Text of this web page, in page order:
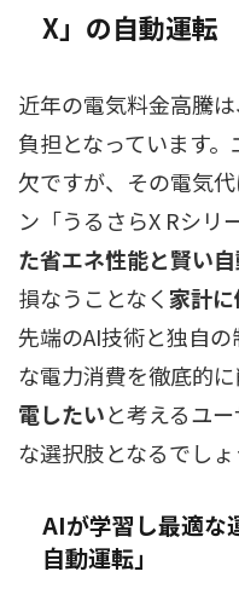
X」の自動運転
近年の電気料金高騰
負担となっています
欠ですが、その電気
ン「うるさらX Rシリ
た省エネ性能と賢い
損なうことなく家計
先端のAI技術と独自
な電力消費を徹底的に
電したいと考えるユ
な選択肢となるでしょ
AIが学習し最適な
自動運転」